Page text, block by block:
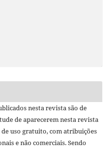
nesta revista são de
de aparecerem nesta revista
de uso gratuito, com atribuições
e não comerciais. Sendo